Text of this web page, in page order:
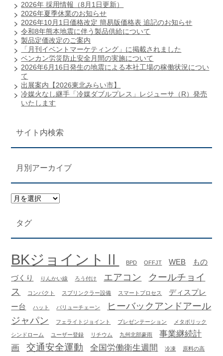
2026年 採用情報（8月1日更新）
2026年夏季休業のお知らせ
2026年10月1日価格改定 簡易版価格表 追記のお知らせ
令和8年熊本地震に伴う製品供給について
製品定価改定のご案内
「月刊イベントマーケティング」に掲載されました
ベンカン労災防止安全月間の実施について
2026年6月16日発生の地震による本社工場の稼働状況につい
て
出展案内【2026東北みらい市】
冷媒火なし継手「冷媒ダブルプレス」レジューサ（R）発売
いたします
サイト内検索
月別アーカイブ
タグ
BKジョイントⅡ BPD OFFJT WEB
もの
づくり
りんかい線 ろう付け エアコン
クールチョイ
ス
コンパクト スプリンクラー設備 スマートプロセス
ディスプレ
ー台
ハット バリューチェーン
ヒーバックアンドアール
ジャパン
フェライトジョイント プレゼンテーション メタボリック
シンドローム ユーザー登録 リチウム 九州北部豪雨
事業継続計
画
交通安全運動 全国労働衛生週間 冷凍 原料の高